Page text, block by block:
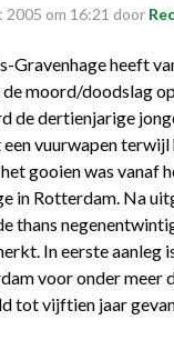
2005 om 16:21 door
Gravenhage heeft
moord/doodslag op
de dertienjarige
vuurwapen
gooien was vanaf
in Rotterdam. Na
thans
In eerste aanleg
voor onder meer
tot vijftien jaar